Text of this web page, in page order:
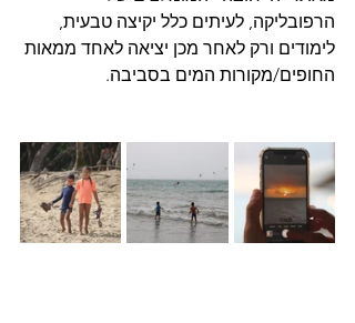
הרפובליקה, לעיתים כלל יקיצה טבעית,
לימודים ורק לאחר מכן יציאה לאחד ממאות
החופים/מקורות המים בסביבה.